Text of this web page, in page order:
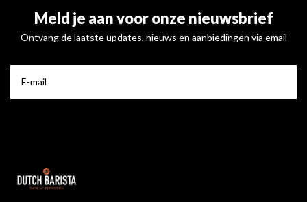
Meld je aan voor onze nieuwsbrief
Ontvang de laatste updates, nieuws en aanbiedingen via email